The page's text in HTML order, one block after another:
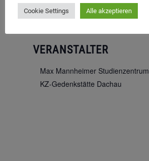
8. Juli 2023 | 17:00
VERANSTALTER
Max Mannheimer Studienzentrum
KZ-Gedenkstätte Dachau
Cookie Settings Alle akzeptieren